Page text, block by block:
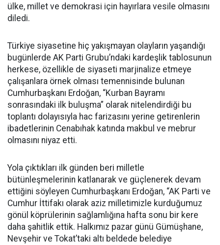
ülke, millet ve demokrasi için hayırlara vesile olmasını
diledi.
Türkiye siyasetine hiç yakışmayan olayların yaşandığı
bugünlerde AK Parti Grubu’ndaki kardeşlik tablosunun
herkese, özellikle de siyaseti marjinalize etmeye
çalışanlara örnek olması temennisinde bulunan
Cumhurbaşkanı Erdoğan, “Kurban Bayramı
sonrasındaki ilk buluşma” olarak nitelendirdiği bu
toplantı dolayısıyla hac farizasını yerine getirenlerin
ibadetlerinin Cenabıhak katında makbul ve mebrur
olmasını niyaz etti.
Yola çıktıkları ilk günden beri milletle
bütünleşmelerinin katlanarak ve güçlenerek devam
ettiğini söyleyen Cumhurbaşkanı Erdoğan, “AK Parti ve
Cumhur İttifakı olarak aziz milletimizle kurduğumuz
gönül köprülerinin sağlamlığına hafta sonu bir kere
daha şahitlik ettik. Halkımız pazar günü Gümüşhane,
Nevşehir ve Tokat’taki altı beldede belediye